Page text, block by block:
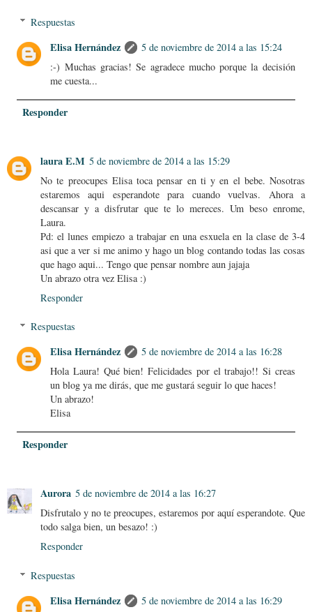
Respuestas
Elisa Hernández
5 de noviembre de 2014 a las 15:24
:-) Muchas gracias! Se agradece mucho porque la decisión
me cuesta...
Responder
laura E.M 5 de noviembre de 2014 a las 15:29
No te preocupes Elisa toca pensar en ti y en el bebe. Nosotras
estaremos aqui esperandote para cuando vuelvas. Ahora a
descansar y a disfrutar que te lo mereces. Um beso enrome,
Laura.
Pd: el lunes empiezo a trabajar en una esxuela en la clase de 3-4
asi que a ver si me animo y hago un blog contando todas las cosas
que hago aqui... Tengo que pensar nombre aun jajaja
Un abrazo otra vez Elisa :)
Responder
Respuestas
Elisa Hernández
5 de noviembre de 2014 a las 16:28
Hola Laura! Qué bien! Felicidades por el trabajo!! Si creas
un blog ya me dirás, que me gustará seguir lo que haces!
Un abrazo!
Elisa
Responder
Aurora 5 de noviembre de 2014 a las 16:27
Disfrutalo y no te preocupes, estaremos por aquí esperandote. Que
todo salga bien, un besazo! :)
Responder
Respuestas
Elisa Hernández
5 de noviembre de 2014 a las 16:29